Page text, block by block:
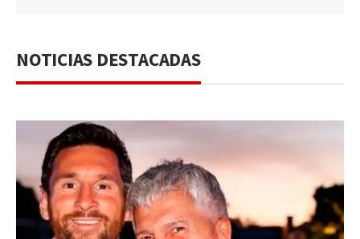
NOTICIAS DESTACADAS